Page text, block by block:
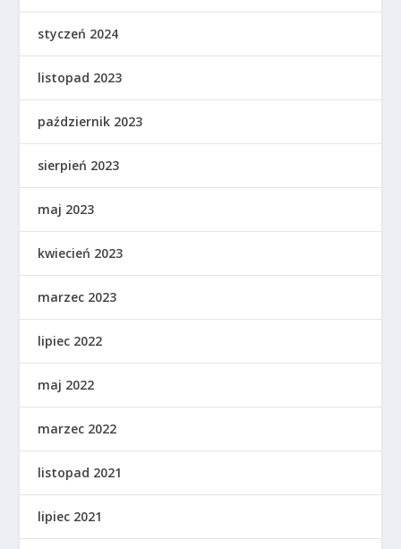
styczeń 2024
listopad 2023
październik 2023
sierpień 2023
maj 2023
kwiecień 2023
marzec 2023
lipiec 2022
maj 2022
marzec 2022
listopad 2021
lipiec 2021